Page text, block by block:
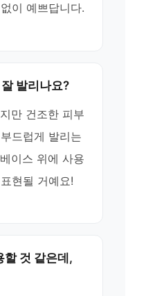
이 예쁘답니다.
발리나요?
만 건조한 피부
드럽게 발리는
이스 위에 사용
현될 거예요!
할 것 같은데,